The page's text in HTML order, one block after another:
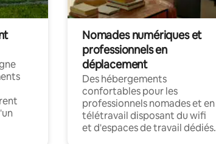
Nomades numériques et
professionnels en
déplacement
Des hébergements
confortables pour les
professionnels nomades et en
télétravail disposant du wifi
et d'espaces de travail dédiés.